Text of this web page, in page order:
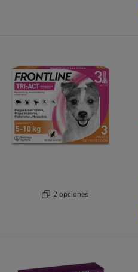
2 opciones